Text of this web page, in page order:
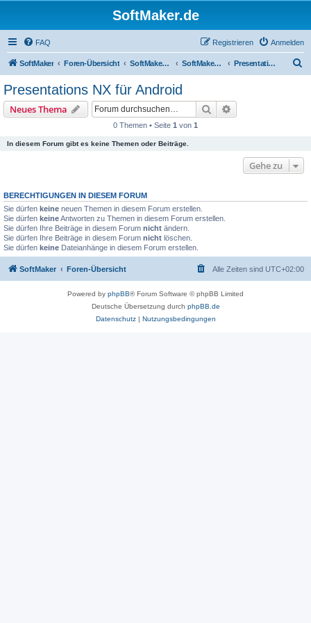
SoftMaker.de
FAQ Anmelden
Registrieren
SoftMaker Foren-Übersicht SoftMaker Office NX SoftMaker Office NX für Android Presentations NX für Android
Presentations NX für Android
Neues Thema Suche
0 Themen • Seite 1 von 1
In diesem Forum gibt es keine Themen oder Beiträge.
Gehe zu
BERECHTIGUNGEN IN DIESEM FORUM
Sie dürfen keine neuen Themen in diesem Forum erstellen.
Sie dürfen keineAntworten zu Themen in diesem Forum erstellen.
Sie dürfen Ihre Beiträge in diesem Forum nicht ändern.
Sie dürfen Ihre Beiträge in diesem Forum nicht löschen.
Sie dürfen keine Dateianhänge in diesem Forum erstellen.
SoftMaker Foren-Übersicht Alle Zeiten sind UTC+02:00
Powered by phpBB® Forum Software © phpBB Limited
Deutsche Übersetzung durch phpBB.de
Datenschutz| Nutzungsbedingungen